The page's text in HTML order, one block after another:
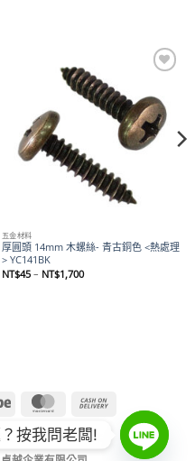
五金材料
厚圓頭 14mm 木螺絲- 青古銅色 <熱處理
> YC141BK
NT$45 – NT$1,700價
格
Stripe MasterCard
On
Delivery
退貨政策 隱私權政策
按我問老闆!